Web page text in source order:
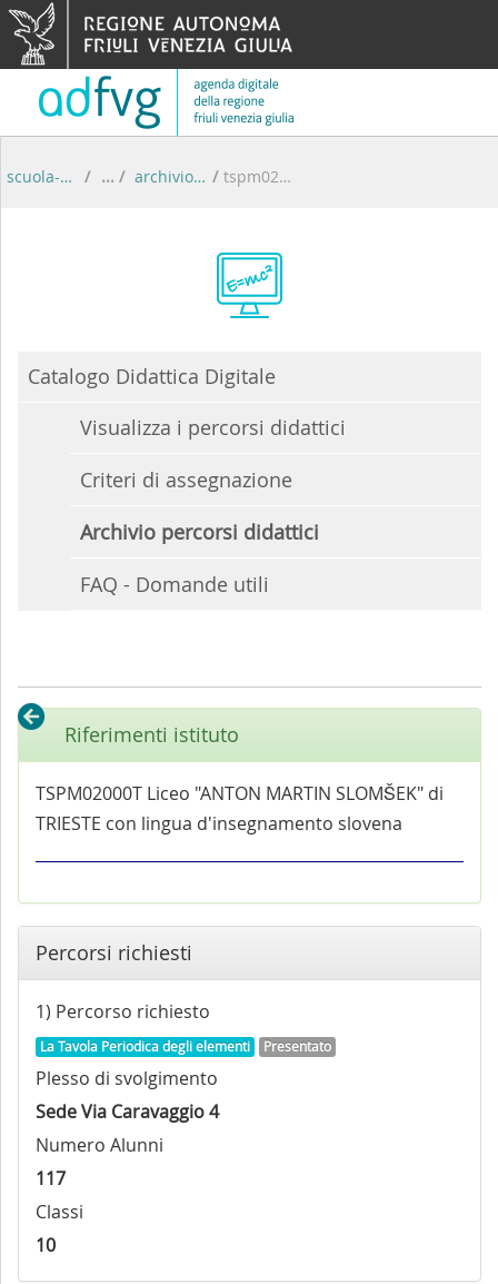
Skip to Content
scuola-digitale / archivio percorsi didattici / tspm02000t
Catalogo Didattica Digitale
Visualizza i percorsi didattici
Criteri di assegnazione
Archivio percorsi didattici
FAQ - Domande utili
Riferimenti istituto
TSPM02000T Liceo "ANTON MARTIN SLOMŠEK" di
TRIESTE con lingua d'insegnamento slovena
Percorsi richiesti
1) Percorso richiesto
La Tavola Periodica degli elementi Presentato
Plesso di svolgimento
Sede Via Caravaggio 4
Numero Alunni
117
Classi
10